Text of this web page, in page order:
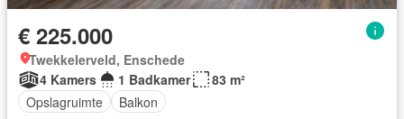
€ 225.000
Twekkelerveld, Enschede
4 Kamers
1 Badkamer
83 m²
Opslagruimte
Balkon